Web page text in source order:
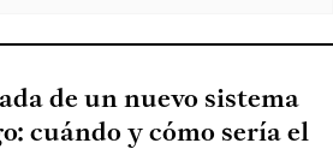
de un nuevo sistema
cuándo y cómo sería el